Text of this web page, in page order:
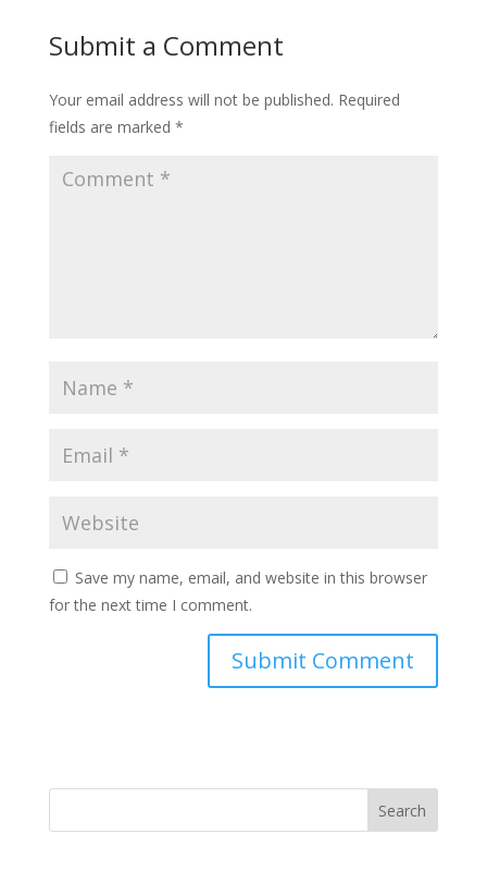
Submit a Comment
Your email address will not be published. Required
fields are marked *
Save my name, email, and website in this browser
for the next time I comment.